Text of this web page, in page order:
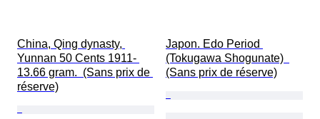
China, Qing dynasty,
Yunnan 50 Cents 1911-
13.66 gram.  (Sans prix de
réserve)
Japon. Edo Period
(Tokugawa Shogunate)
(Sans prix de réserve)